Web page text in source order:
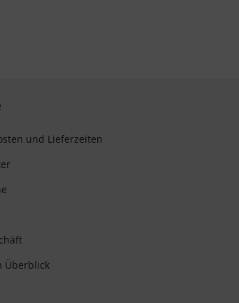
und Lieferzeiten
Überblick